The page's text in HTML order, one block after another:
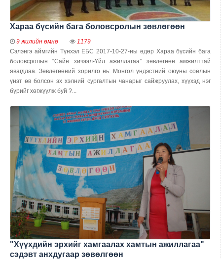
Хараа бүсийн бага боловсролын зөвлөгөөн
9 жилийн өмнө
1179
Сэлэнгэ аймгийн Түнхэл ЕБС 2017-10-27-ны өдөр Хараа бүсийн бага
боловсролын “Сайн хичээл-Үйл ажиллагаа” зөвлөгөөн амжилттай
явагдлаа. Зөвлөгөөний зорилго нь: Монгол үндэстний оюуны соёлын
үнэт өв болсон эх хэлний сургалтын чанарыг сайжруулах, хүүхэд нэг
бүрийг хөгжүүлж буй ?...
"Хүүхдийн эрхийг хамгаалах хамтын ажиллагаа"
сэдэвт анхдугаар зөвөлгөөн